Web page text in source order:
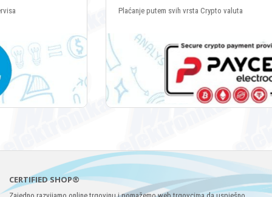
Plaćanje putem svih vrsta Crypto valuta
CERTIFIED SHOP®